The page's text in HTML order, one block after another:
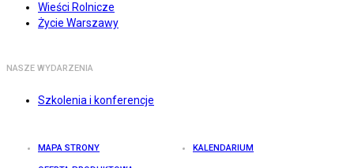
Wieści Rolnicze
Życie Warszawy
NASZE WYDARZENIA
Szkolenia i konferencje
MAPA STRONY KALENDARIUM